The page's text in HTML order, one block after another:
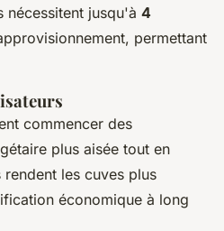
nécessitent jusqu'à 4
permettant
commencer des
plus aisée tout en
les cuves plus
économique à long